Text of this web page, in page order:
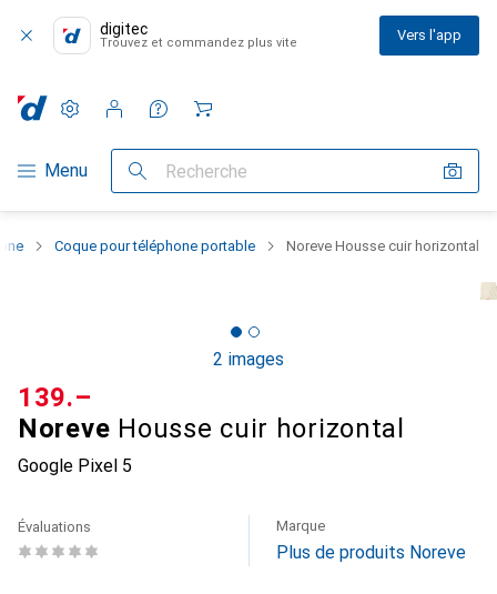
digitec
Trouvez et commandez plus vite Vers l'app
Navigation par catégorie
Menu Recherche
Paramètres
Compte client
Listes de comparaison
Listes d'envies
Panier
Coque pour téléphone portable Noreve Housse cuir horizontal
2 images
Noreve Housse cuir horizontal
Google Pixel 5
CHF
139.–
Évaluations Marque
Plus de produits Noreve